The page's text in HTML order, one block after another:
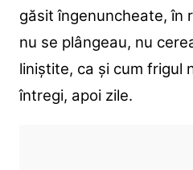
găsit îngenuncheate, în
nu se plângeau, nu
liniștite, ca și cum frigul
întregi, apoi zile.